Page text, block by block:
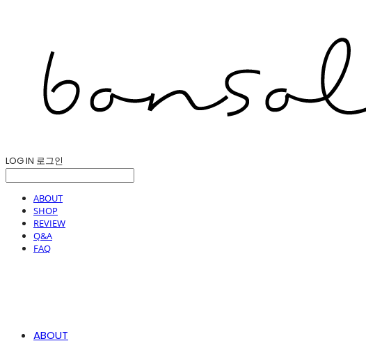
LOG IN 로그인
ABOUT
SHOP
REVIEW
Q&A
FAQ
ABOUT